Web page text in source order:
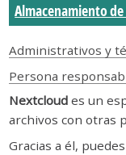
Almacenamiento
Administrativos y
Persona
Nextcloud es un
archivos con otras
Gracias a él,